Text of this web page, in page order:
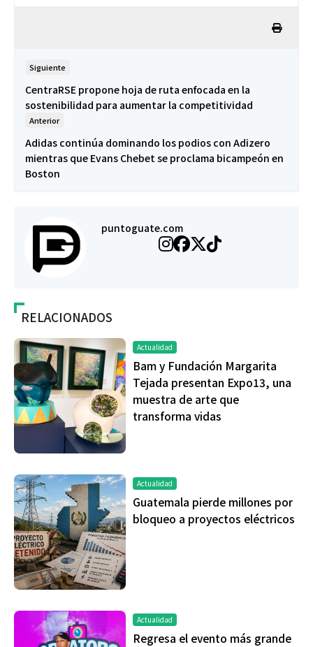
Siguiente
CentraRSE propone hoja de ruta enfocada en la
sostenibilidad para aumentar la competitividad
Anterior
Adidas continúa dominando los podios con Adizero
mientras que Evans Chebet se proclama bicampeón en
Boston
puntoguate.com
RELACIONADOS
Actualidad
Bam y Fundación Margarita
Tejada presentan Expo13, una
muestra de arte que
transforma vidas
Actualidad
Guatemala pierde millones por
bloqueo a proyectos eléctricos
Actualidad
Regresa el evento más grande